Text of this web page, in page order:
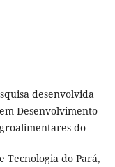
desenvolvida
Desenvolvimento
do
Tecnologia do Pará,